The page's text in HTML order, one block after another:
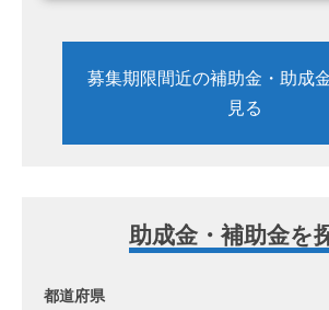
募集期限間近の補助金・助成
見る
助成金・補助金を
都道府県